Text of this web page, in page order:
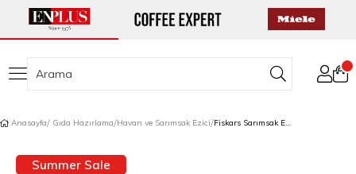
Anasayfa Gıda Hazırlama Havan ve Sarımsak Ezici Fiskars Sarımsak Ezici
Summer Sale